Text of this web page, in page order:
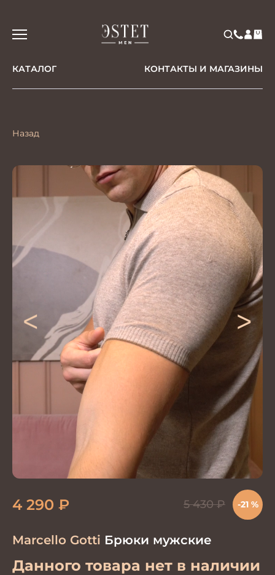
КАТАЛОГ КОНТАКТЫ И МАГАЗИНЫ
Назад
< >
Marcello Gotti Брюки мужские
Данного товара нет в наличии
4 290 ₽ 5 430₽ -21 %